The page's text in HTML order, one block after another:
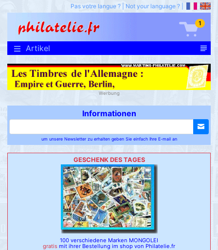
Pas votre langue ? Not your language ?
1
Artikel
Werbung
Informationen
um unsere Newsletter zu erhalten geben Sie einfach Ihre E-mail an
GESCHENK DES TAGES
100 verschiedene Marken MONGOLEI
gratis mit ihrer Bestellung im shop von Philatelie.fr